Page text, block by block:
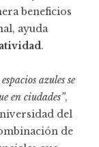
beneficios
ayuda
.
azules se
en ciudades”,
del
de